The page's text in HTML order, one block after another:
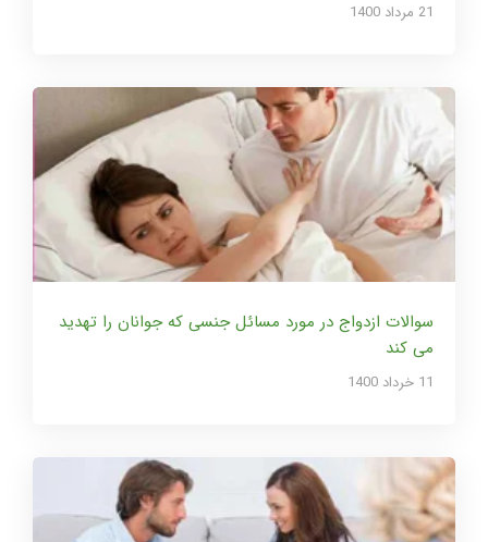
21 مرداد 1400
سوالات ازدواج در مورد مسائل جنسی که جوانان را تهدید
می کند
11 خرداد 1400